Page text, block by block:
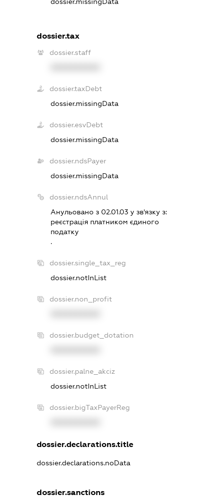
dossier.tax
dossier.staff
dossier.taxDebt
dossier.missingData
dossier.esvDebt
dossier.missingData
dossier.ndsPayer
dossier.missingData
dossier.ndsAnnul
Анульовано з 02.01.03 у зв'язку з:
реєстрацiя платником єдиного
податку
.
dossier.single_tax_reg
dossier.notInList
dossier.non_profit
dossier.budget_dotation
dossier.palne_akciz
dossier.notInList
dossier.bigTaxPayerReg
dossier.declarations.title
dossier.declarations.noData
dossier.sanctions